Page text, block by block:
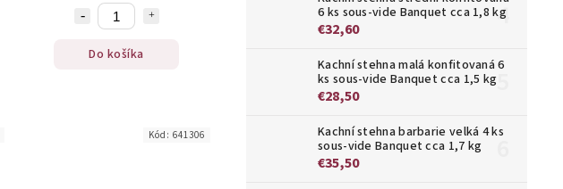
6 ks sous-vide Banquet cca 1,8 kg
€32,60
Kachní stehna malá konfitovaná 6
ks sous-vide Banquet cca 1,5 kg
€28,50
Kachní stehna barbarie velká 4 ks
sous-vide Banquet cca 1,7 kg
€35,50
Do košíka
Kód: 641306